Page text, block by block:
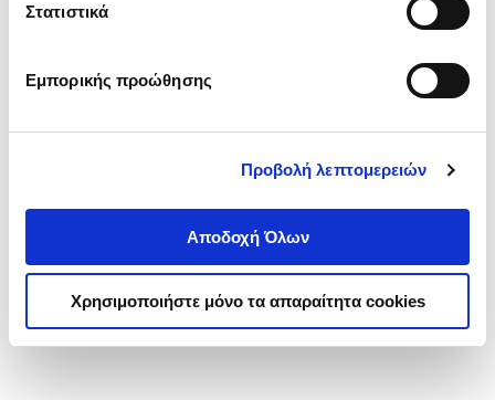
Στατιστικά
Εμπορικής προώθησης
Προβολή λεπτομερειών
Αποδοχή Όλων
Χρησιμοποιήστε μόνο τα απαραίτητα cookies